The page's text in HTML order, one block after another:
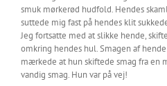
smuk mørkerød hudfold. Hendes
suttede mig fast på hendes klit
Jeg fortsatte med at slikke hende,
omkring hendes hul. Smagen af
mærkede at hun skiftede smag fra en
vandig smag. Hun var på vej!